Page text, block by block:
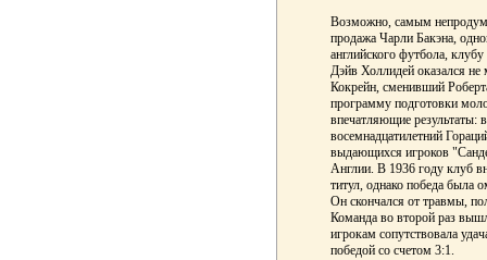
Возможно, самым
продажа Чарли Бакэна,
английского футбола,
Дэйв Холлидей оказался
Кокрейн, сменивший
программу подготовки
впечатляющие результаты:
восемнадцатилетний
выдающихся игроков
Англии. В 1936 году клуб
титул, однако победа была
Он скончался от травмы,
Команда во второй раз
игрокам сопутствовала
победой со счетом 3:1.